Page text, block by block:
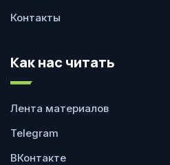
Контакты
Как нас читать
Лента материалов
Telegram
ВКонтакте